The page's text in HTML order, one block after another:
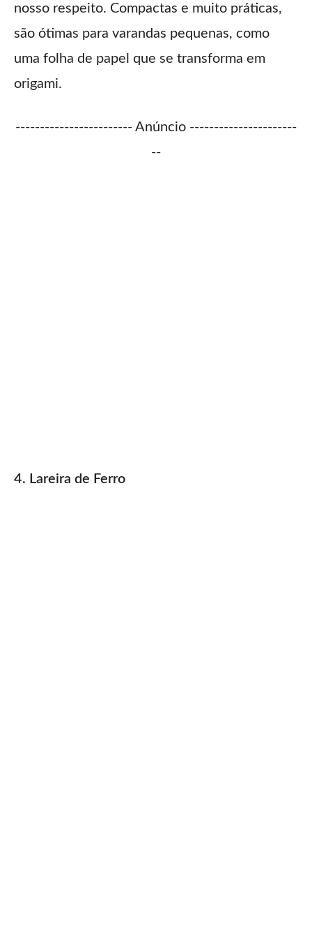
nosso respeito. Compactas e muito práticas,
são ótimas para varandas pequenas, como
uma folha de papel que se transforma em
origami.
------------------------ Anúncio ----------------------
--
4. Lareira de Ferro